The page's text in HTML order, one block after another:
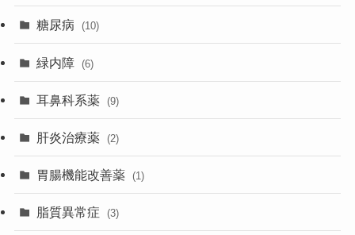
糖尿病 (10)
緑内障 (6)
耳鼻科系薬 (9)
肝炎治療薬 (2)
胃腸機能改善薬 (1)
脂質異常症 (3)